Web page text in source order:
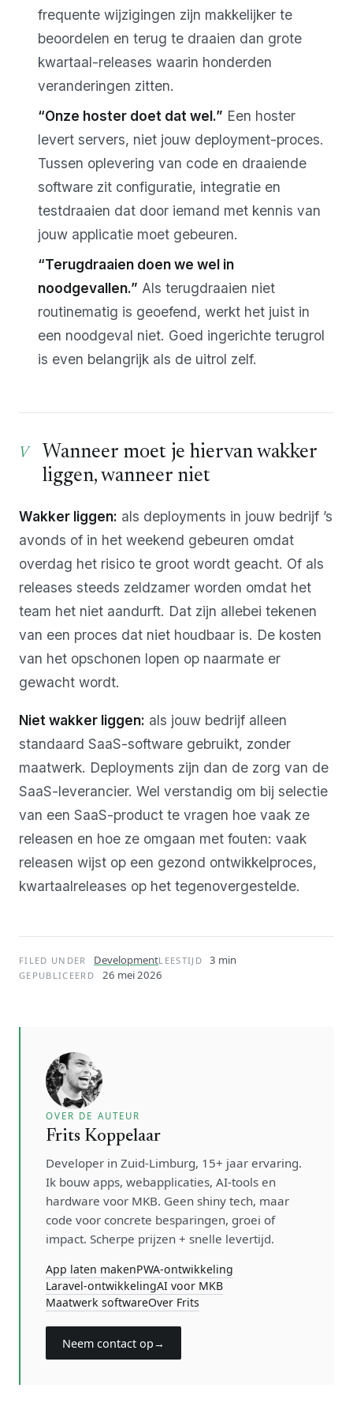
frequente wijzigingen zijn makkelijker te
beoordelen en terug te draaien dan grote
kwartaal-releases waarin honderden
veranderingen zitten.
“Onze hoster doet dat wel.” Een hoster
levert servers, niet jouw deployment-proces.
Tussen oplevering van code en draaiende
software zit configuratie, integratie en
testdraaien dat door iemand met kennis van
jouw applicatie moet gebeuren.
“Terugdraaien doen we wel in
noodgevallen.” Als terugdraaien niet
routinematig is geoefend, werkt het juist in
een noodgeval niet. Goed ingerichte terugrol
is even belangrijk als de uitrol zelf.
Wanneer moet je hiervan wakker
liggen, wanneer niet
Wakker liggen: als deployments in jouw bedrijf ’s
avonds of in het weekend gebeuren omdat
overdag het risico te groot wordt geacht. Of als
releases steeds zeldzamer worden omdat het
team het niet aandurft. Dat zijn allebei tekenen
van een proces dat niet houdbaar is. De kosten
van het opschonen lopen op naarmate er
gewacht wordt.
Niet wakker liggen: als jouw bedrijf alleen
standaard SaaS-software gebruikt, zonder
maatwerk. Deployments zijn dan de zorg van de
SaaS-leverancier. Wel verstandig om bij selectie
van een SaaS-product te vragen hoe vaak ze
releasen en hoe ze omgaan met fouten: vaak
releasen wijst op een gezond ontwikkelproces,
kwartaalreleases op het tegenovergestelde.
FILED UNDER DevelopmentLEESTIJD 3 min
GEPUBLICEERD 26 mei 2026
OVER DE AUTEUR
Frits Koppelaar
Developer in Zuid-Limburg, 15+ jaar ervaring.
Ik bouw apps, webapplicaties, AI-tools en
hardware voor MKB. Geen shiny tech, maar
code voor concrete besparingen, groei of
impact. Scherpe prijzen + snelle levertijd.
App laten makenPWA-ontwikkeling
Laravel-ontwikkelingAI voor MKB
Maatwerk softwareOver Frits
Neem contact op→